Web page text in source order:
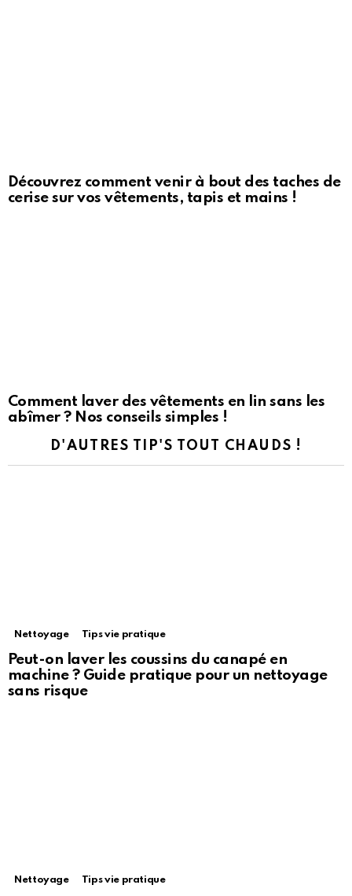
Découvrez comment venir à bout des taches de
cerise sur vos vêtements, tapis et mains !
Comment laver des vêtements en lin sans les
abîmer ? Nos conseils simples !
D'AUTRES TIP'S TOUT CHAUDS !
Nettoyage Tips vie pratique
Peut-on laver les coussins du canapé en
machine ? Guide pratique pour un nettoyage
sans risque
Nettoyage Tips vie pratique